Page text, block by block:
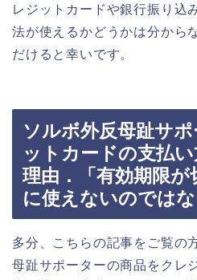
レジットカードや銀行振り込
法が使えるかどうかは分から
だけると幸いです。
ソルボ外反母趾サ
ットカードの支払
理由．「有効期限
に使えないのではな
多分、こちらの記事をご覧の
母趾サポーターの商品をクレ